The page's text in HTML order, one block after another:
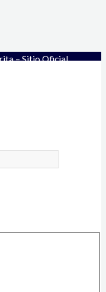
– Sitio Oficial